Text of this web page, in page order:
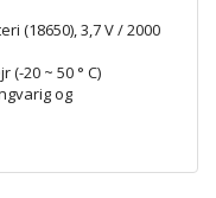
(18650), 3,7 V / 2000
20 ~ 50 ° C)
og